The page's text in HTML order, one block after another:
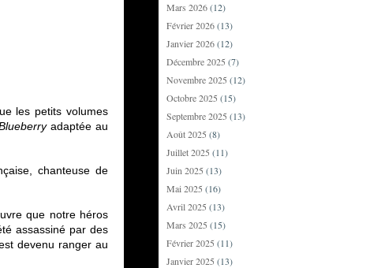
les petits volumes
adaptée au
chanteuse de
que notre héros
assassiné par des
devenu ranger au
Mars 2026(12)
Février 2026(13)
Janvier 2026(12)
Décembre 2025 (7)
Novembre 2025 (12)
Octobre 2025 (15)
Septembre 2025 (13)
Août 2025 (8)
Juillet 2025 (11)
Juin 2025 (13)
Mai 2025 (16)
Avril 2025 (13)
Mars 2025 (15)
Février 2025 (11)
Janvier 2025 (13)